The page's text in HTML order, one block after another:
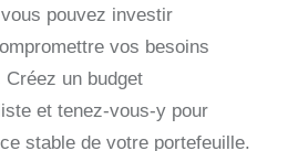
pouvez investir
vos besoins
un budget
et tenez-vous-y pour
stable de votre portefeuille.